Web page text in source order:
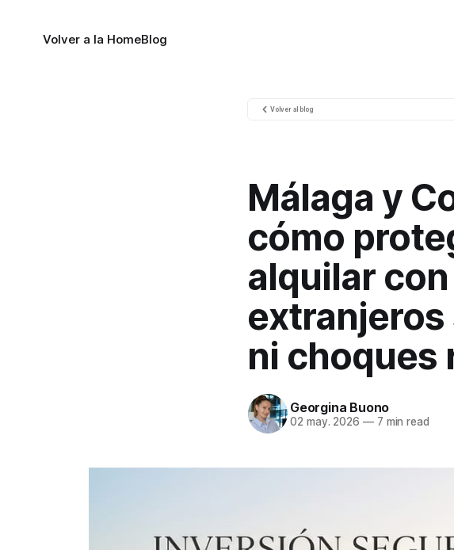
Volver a la HomeBlog
Volver al blog
Málaga y
cómo
alquilar
extranjeros
ni choques
Georgina Buono
02 may. 2026 —7 min read